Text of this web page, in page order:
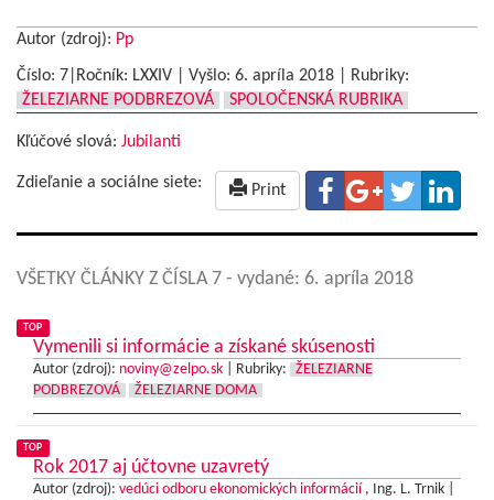
Autor (zdroj): Pp
Číslo: 7|Ročník: LXXIV | Vyšlo: 6. apríla 2018
Rubriky:
ŽELEZIARNE PODBREZOVÁ
SPOLOČENSKÁ RUBRIKA
Kľúčové slová: Jubilanti
Zdieľanie a sociálne siete: Print
VŠETKY ČLÁNKY Z ČÍSLA 7 - vydané: 6. apríla 2018
TOP
Vymenili si informácie a získané skúsenosti
Autor (zdroj): noviny@zelpo.sk Rubriky:
ŽELEZIARNE
PODBREZOVÁ
ŽELEZIARNE DOMA
TOP
Rok 2017 aj účtovne uzavretý
Autor (zdroj): vedúci odboru ekonomických informácií , Ing. L. Trnik |